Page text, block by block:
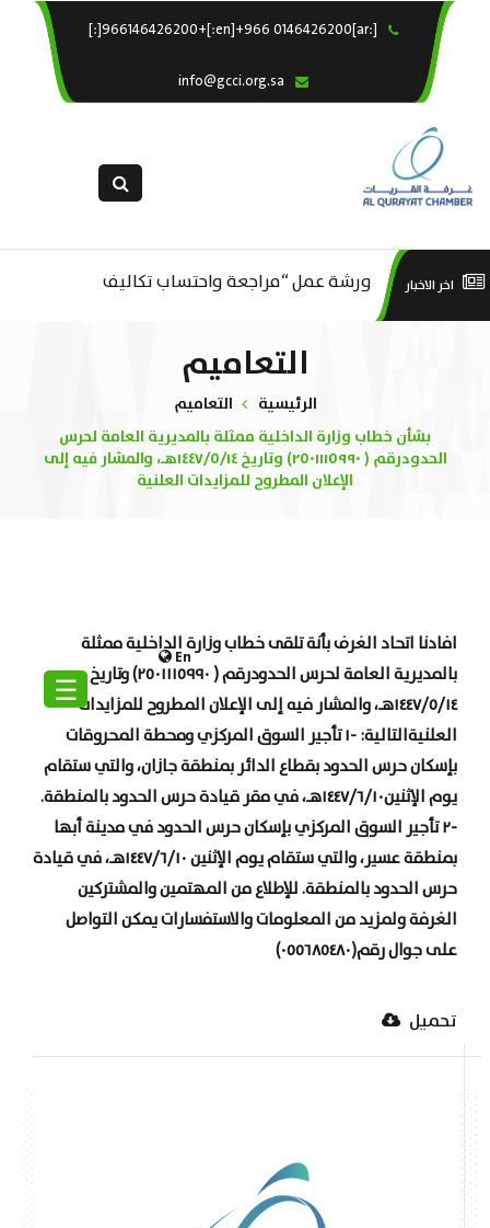
[:ar]966146426200+[:en]+966 0146426200[:]
En
☰
×
خدماتنا
التقديم الالكترونى
اخر الاخبار ورشة عمل “مراجعة واحتساب تكاليف
لقطاع الترفيه – الثقافة – السياحة”
التعاميم
الرئيسية
التعاميم
بشأن خطاب وزارة الداخلية ممثلة بالمديرية العامة لحرس
الحدودرقم ( ٢٥٠١١١٥٩٩٠) وتاريخ ١٤٤٧/٥/١٤هـ، والمشار فيه إلى
الإعلان المطروح للمزايدات العلنية
افادنا اتحاد الغرف بأنة تلقى خطاب وزارة الداخلية ممثلة
بالمديرية العامة لحرس الحدودرقم ( ٢٥٠١١١٥٩٩٠) وتاريخ
١٤٤٧/٥/١٤هـ، والمشار فيه إلى الإعلان المطروح للمزايدات
العلنيةالتالية: -١ تأجير السوق المركزي ومحطة المحروقات
بإسكان حرس الحدود بقطاع الدائر بمنطقة جازان، والتي ستقام
يوم الإثنين١٤٤٧/٦/١٠هـ، في مقر قيادة حرس الحدود بالمنطقة.
-٢ تأجير السوق المركزي بإسكان حرس الحدود في مدينة أبها
بمنطقة عسير، والتي ستقام يوم الإثنين ١٤٤٧/٦/١٠هـ، في قيادة
حرس الحدود بالمنطقة. للإطلاع من المهتمين والمشتركين
الغرفة ولمزيد من المعلومات والاستفسارات يمكن التواصل
على جوال رقم(٠٥٥٦٨٥٤٨٠)
تحميل